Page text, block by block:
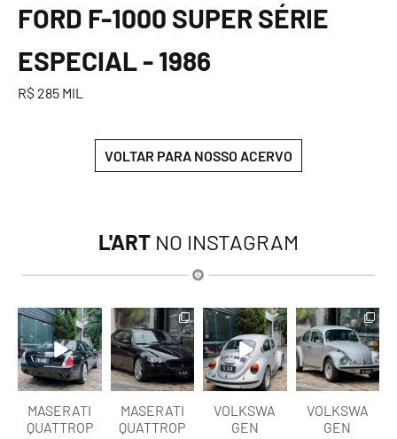
FORD F-1000 SUPER SÉRIE
ESPECIAL - 1986
R$ 285 MIL
VOLTAR PARA NOSSO ACERVO
L'ART NO INSTAGRAM
lart.br
Ago 6
MASERATI
QUATTROP
lart.br
Ago 6
MASERATI
QUATTROP
lart.br
Ago 6
VOLKSWA
GEN
lart.br
Ago 6
VOLKSWA
GEN